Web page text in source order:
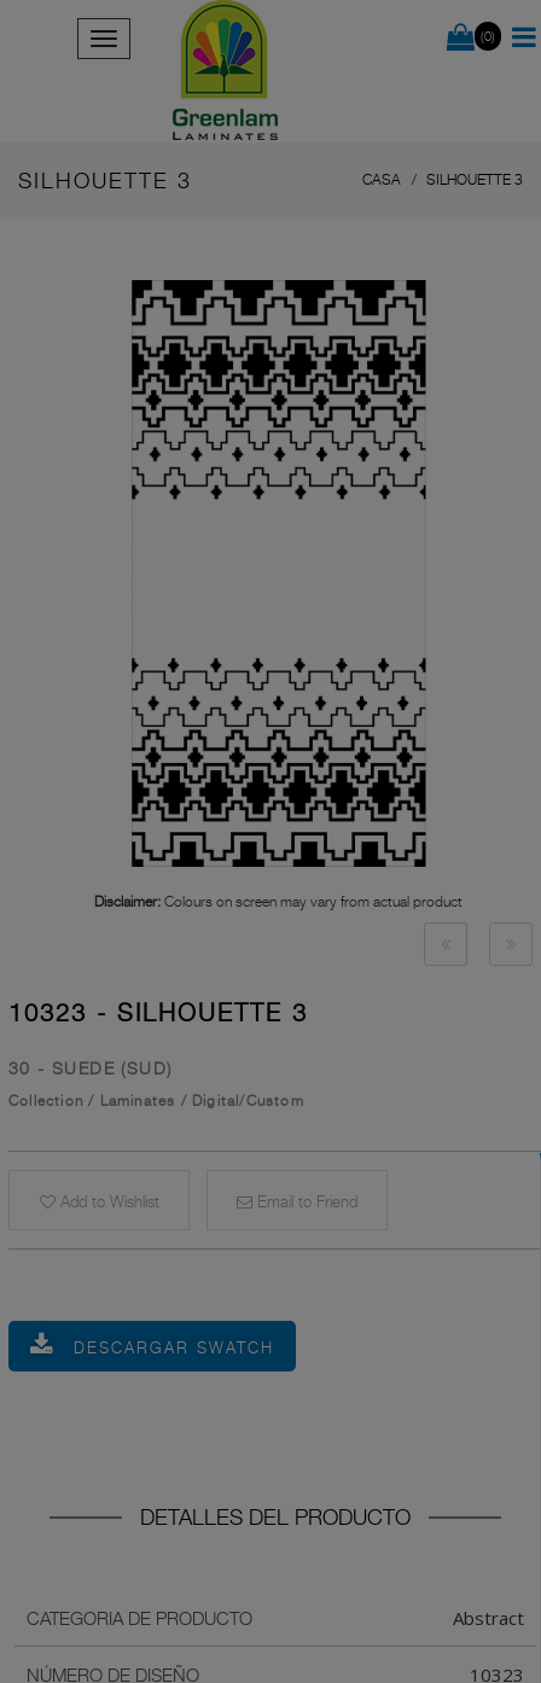
(0)
SILHOUETTE 3 CASA SILHOUETTE 3
Disclaimer: Colours on screen may vary from actual product
10323 - SILHOUETTE 3
30 - SUEDE (SUD)
Collection / Laminates / Digital/Custom
Add to Wishlist Email to Friend
DESCARGAR SWATCH
DETALLES DEL PRODUCTO
CATEGORIA DE PRODUCTO Abstract
NÚMERO DE DISEÑO 10323